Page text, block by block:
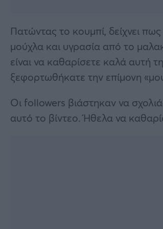
Πατώντας το κουμπί, δείχνει
μούχλα και υγρασία από το
είναι να καθαρίσετε καλά αυτή
ξεφορτωθήκατε την επίμονη
Οι followers βιάστηκαν να
αυτό το βίντεο. Ήθελα να